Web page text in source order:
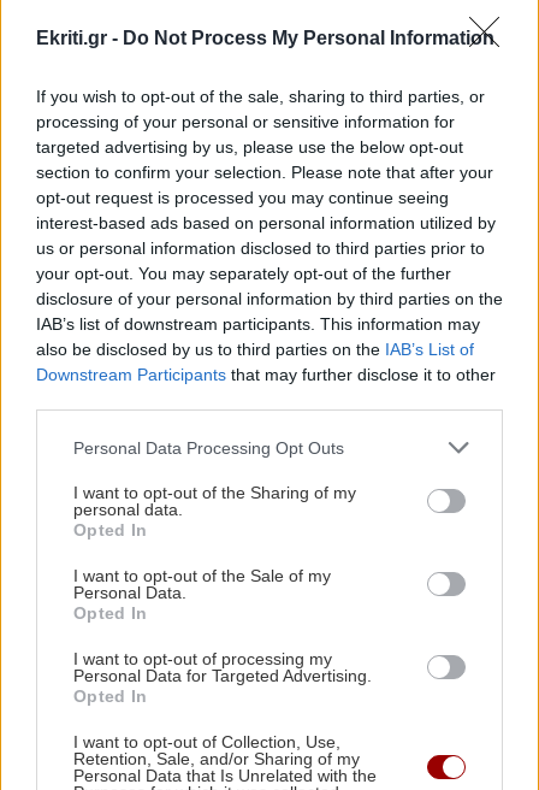
Ekriti.gr - Do Not Process My Personal Information
If you wish to opt-out of the sale, sharing to third parties, or
processing of your personal or sensitive information for
targeted advertising by us, please use the below opt-out
section to confirm your selection. Please note that after your
opt-out request is processed you may continue seeing
interest-based ads based on personal information utilized by
us or personal information disclosed to third parties prior to
your opt-out. You may separately opt-out of the further
disclosure of your personal information by third parties on the
IAB’s list of downstream participants. This information may
also be disclosed by us to third parties on the IAB’s List of
Downstream Participants that may further disclose it to other
Personal Data Processing Opt Outs
I want to opt-out of the Sharing of my
personal data.
Opted In
I want to opt-out of the Sale of my
Personal Data.
Opted In
I want to opt-out of processing my
Personal Data for Targeted Advertising.
Opted In
I want to opt-out of Collection, Use,
Retention, Sale, and/or Sharing of my
Personal Data that Is Unrelated with the
Μικρές αλλαγές που μπορούν να φέρουν ξανά
τη σπίθα στη σχέση σου
23:00
GOSSIP - LIFESTYLE
Ο Τζέιμς Κάμερον φαίνεται έτοιμος να αφήσει
πίσω του το «Avatar»
22:32
ΕΠΙΣΤΗΜΗ
Έφτιαξε ηλιακό γιοτ με $20.000 και διένυσε
3.000 ναυτικά μίλια χωρίς στάλα καυσίμου!
Κατσαρίδα στο σπίτι - Πότε πρέπει να
ανησυχήσουμε
22:11
ΚΟΣΜΟΣ
μεταναστών και ναρκωτικών στη Μεσόγειο –
Πάνω από 24 εκατ. ευρώ κέρδη
21:53
ΥΓΕΙΑ
Όλες οι ειδήσεις
ΠΕΡΙΣΣΟΤΕΡΑ
Πώς θα καταλάβεις ότι ένας